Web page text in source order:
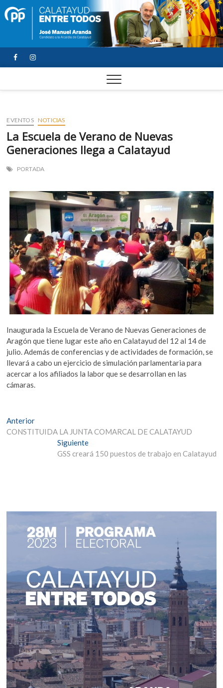
FACEBOOK
YOUTUBE
INSTAGRAM
EVENTOS NOTICIAS
La Escuela de Verano de Nuevas
Generaciones llega a Calatayud
PORTADA
Inaugurada la Escuela de Verano de Nuevas Generaciones de
Aragón que tiene lugar este año en Calatayud del 12 al 14 de
julio. Además de conferencias y de actividades de formación, se
llevará a cabo un ejercicio de simulación parlamentaria para
acercar a los afiliados la labor que se desarrollan en las
cámaras.
Navegación
de
entradas
AnteriorEntrada
anterior:
CONSTITUIDA LA JUNTA COMARCAL DE CALATAYUD
SiguienteEntrada
siguiente:
GSS creará 150 puestos de trabajo en Calatayud